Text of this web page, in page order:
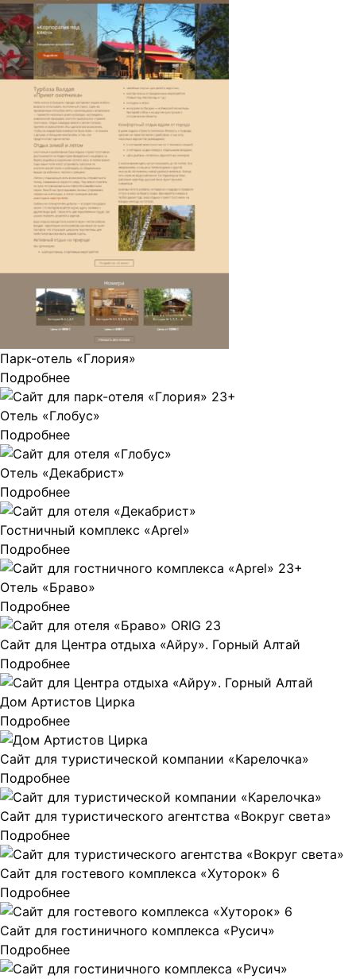
Парк-отель «Глория»
Подробнее
Отель «Глобус»
Подробнее
Отель «Декабрист»
Подробнее
Гостничный комплекс «Aprel»
Подробнее
Отель «Браво»
Подробнее
Сайт для Центра отдыха «Айру». Горный Алтай
Подробнее
Дом Артистов Цирка
Подробнее
Сайт для туристической компании «Карелочка»
Подробнее
Сайт для туристического агентства «Вокруг света»
Подробнее
Сайт для гостевого комплекса «Хуторок» 6
Подробнее
Сайт для гостиничного комплекса «Русич»
Подробнее